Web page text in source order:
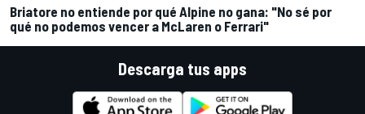
Briatore no entiende por qué Alpine no gana: "No sé por
qué no podemos vencer a McLaren o Ferrari"
Descarga tus apps